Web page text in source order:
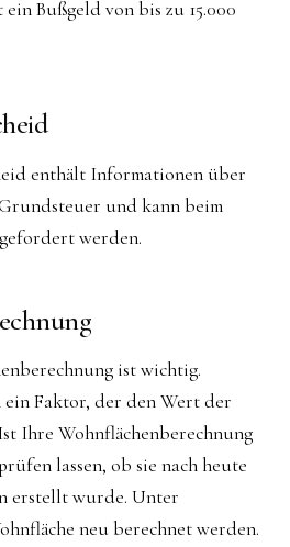
Bußgeld von bis zu 15.000
enthält Informationen über
und kann beim
werden.
ist wichtig.
ein Faktor, der den Wert der
Ihre Wohnflächenberechnung
lassen, ob sie nach heute
erstellt wurde. Unter
neu berechnet werden.